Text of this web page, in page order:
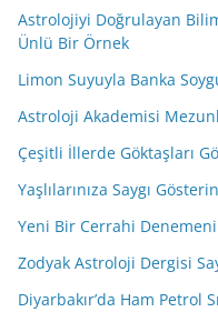
Astrolojiyi Doğrulayan
Ünlü Bir Örnek
Limon Suyuyla Banka
Astroloji Akademisi
Çeşitli İllerde Göktaşları
Yaşlılarınıza Saygı Gösterin
Yeni Bir Cerrahi
Zodyak Astroloji Dergisi
Diyarbakır’da Ham Petrol